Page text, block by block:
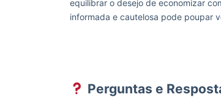
equilibrar o desejo de economizar
informada e cautelosa pode poupar
Perguntas e